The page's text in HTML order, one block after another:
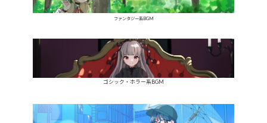
ファンタジー系BGM
ゴシック・ホラー系BGM